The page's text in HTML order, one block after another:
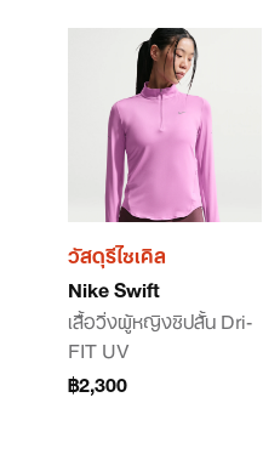
วัสดุรีไซเคิล
Nike Swift
เสื้อวิ่งผู้หญิงซิปสั้น Dri-
FIT UV
฿2,300